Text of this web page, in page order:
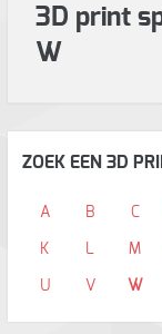
3D print
W
ZOEK EEN 3D
A B C
K L M
U V W